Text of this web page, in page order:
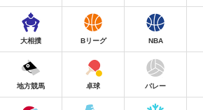
大相撲 Bリーグ NBA
地方競馬 卓球 バレー